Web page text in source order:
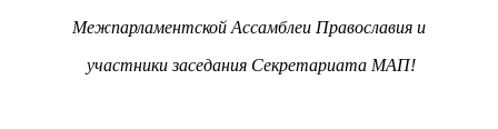
Межпарламентской Ассамблеи Православия и
участники заседания Секретариата МАП!